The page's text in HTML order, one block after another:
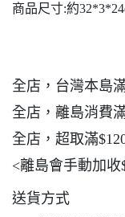
商品尺寸:約
全店，台灣本島
全店，離島消費
全店，超取滿
<離島會手動加收
送貨方式